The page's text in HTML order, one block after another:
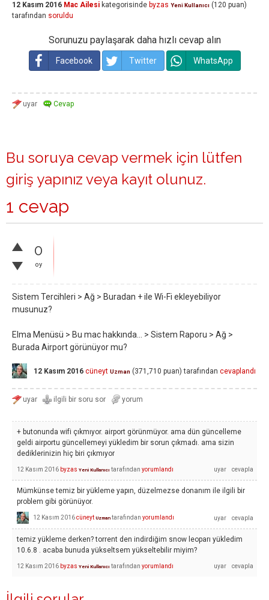
12 Kasım 2016 Mac Ailesi kategorisinde byzas Yeni Kullanıcı (120 puan)
tarafından soruldu
Sorunuzu paylaşarak daha hızlı cevap alın
Facebook Twitter WhatsApp
Bu soruya cevap vermek için lütfen
giriş yapınız veya kayıt olunuz.
1 cevap
0
oy
Sistem Tercihleri > Ağ > Buradan + ile Wi-Fi ekleyebiliyor
musunuz?
Elma Menüsü > Bu mac hakkında... > Sistem Raporu > Ağ >
Burada Airport görünüyor mu?
12 Kasım 2016 cüneyt Uzman (371,710 puan) tarafından cevaplandı
+ butonunda wifi çıkmıyor. airport görünmüyor. ama dün güncelleme
geldi airportu güncellemeyi yükledim bir sorun çıkmadı. ama sizin
dediklerinizin hiç biri çıkmıyor
12 Kasım 2016 byzas Yeni Kullanıcı tarafından yorumlandı
Mümkünse temiz bir yükleme yapın, düzelmezse donanım ile ilgili bir
problem gibi görünüyor.
12 Kasım 2016cüneyt Uzman tarafından yorumlandı
temiz yükleme derken? torrent den indirdiğim snow leoparı yükledim
10.6.8 . acaba bunuda yükseltsem yükseltebilir miyim?
12 Kasım 2016 byzas Yeni Kullanıcı tarafından yorumlandı